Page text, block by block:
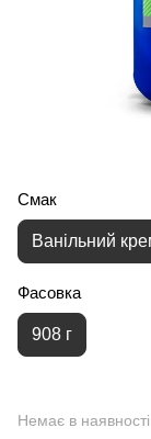
Смак
Ванільний
Фасовка
908 г
Немає в наявності